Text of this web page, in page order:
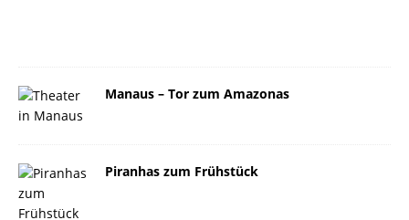
Manaus – Tor zum Amazonas
Piranhas zum Frühstück